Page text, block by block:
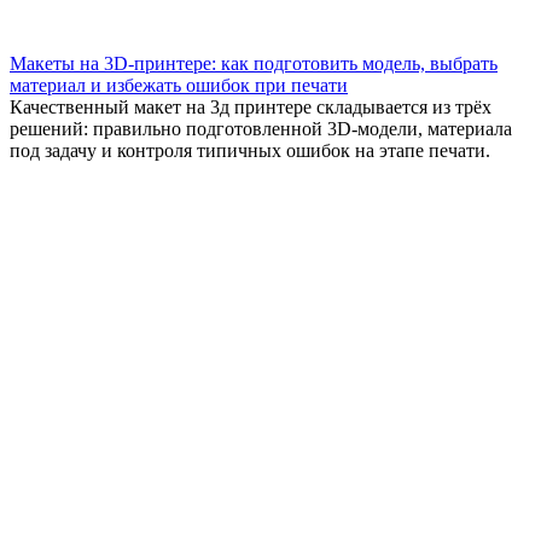
Макеты на 3D-принтере: как подготовить модель, выбрать
материал и избежать ошибок при печати
Качественный макет на 3д принтере складывается из трёх
решений: правильно подготовленной 3D-модели, материала
под задачу и контроля типичных ошибок на этапе печати.